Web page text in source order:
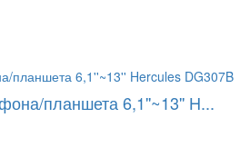
планшета 6,1''~13'' H...